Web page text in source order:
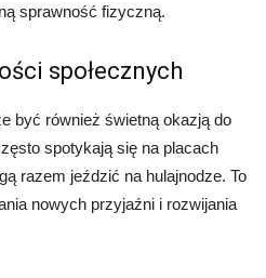
sprawność fizyczną.
społecznych
być również świetną okazją do
spotykają się na placach
razem jeździć na hulajnodze. To
nowych przyjaźni i rozwijania